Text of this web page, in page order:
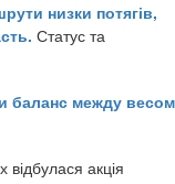
низки потягів,
Статус та
баланс между весом
відбулася акція